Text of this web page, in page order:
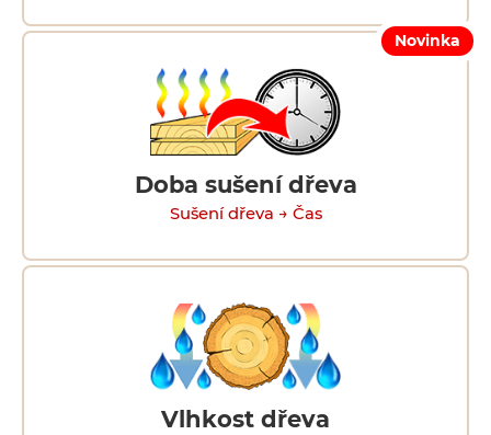
Novinka
Doba sušení dřeva
Sušení dřeva → Čas
Vlhkost dřeva